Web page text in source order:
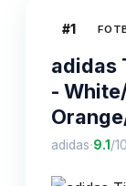
#1
adidas
-
adidas·9.1 /10